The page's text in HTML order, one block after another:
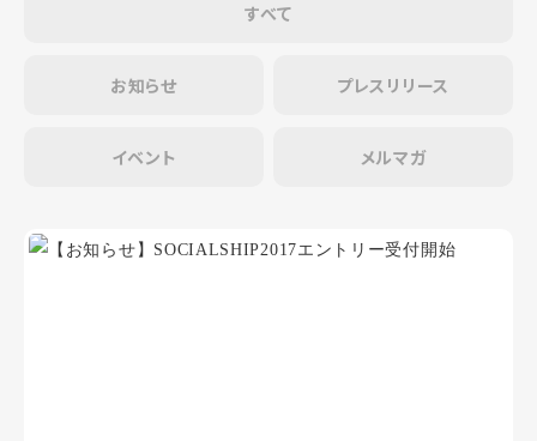
すべて
お知らせ プレスリリース
イベント メルマガ